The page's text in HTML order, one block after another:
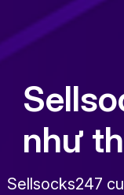
như
Sellsocks247